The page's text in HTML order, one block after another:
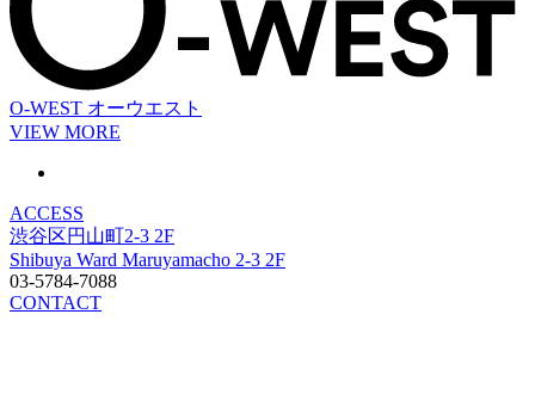
O-WEST オーウエスト
VIEW MORE
ACCESS
渋谷区円山町2-3 2F
Shibuya Ward Maruyamacho 2-3 2F
03-5784-7088
CONTACT